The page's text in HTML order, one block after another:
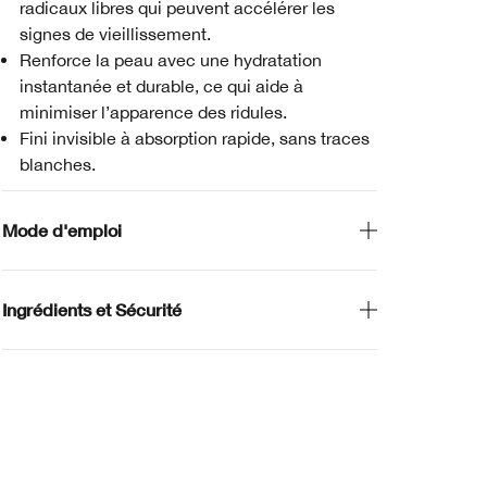
radicaux libres qui peuvent accélérer les
signes de vieillissement.
Renforce la peau avec une hydratation
instantanée et durable, ce qui aide à
minimiser l’apparence des ridules.
Fini invisible à absorption rapide, sans traces
blanches.
Mode d'emploi
Ingrédients et Sécurité